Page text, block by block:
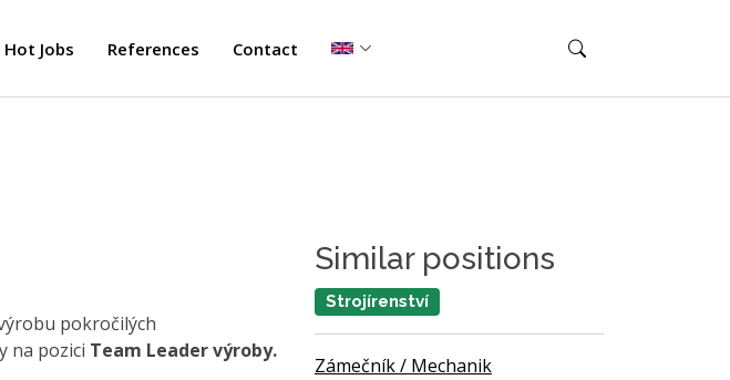
Hot Jobs References Contact
pokročilých
na pozici Team Leader výroby.
Similar positions
Strojírenství
Zámečník / Mechanik